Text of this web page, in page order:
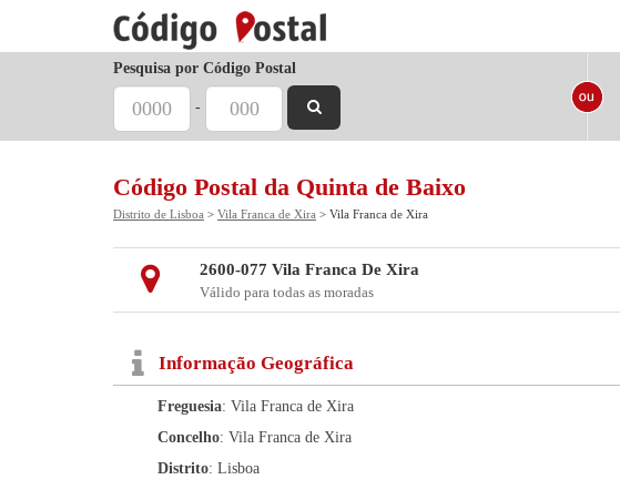
Pesquisa por Código Postal
-
Código Postal da Quinta de Baixo
Distrito de Lisboa > Vila Franca de Xira > Vila Franca de Xira
2600-077 Vila Franca De Xira
Válido para todas as moradas
Informação Geográfica
Freguesia: Vila Franca de Xira
Concelho: Vila Franca de Xira
Distrito: Lisboa